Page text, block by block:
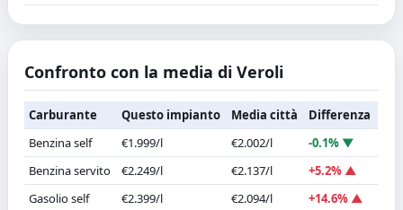
Confronto con la media di Veroli
Carburante Questo impianto Media città
Differenza
Benzina self
€1.999/l €2.002/l
-0.1% ▼
Benzina servito
€2.249/l €2.137/l
+5.2% ▲
Gasolio self
€2.399/l €2.094/l
+14.6% ▲